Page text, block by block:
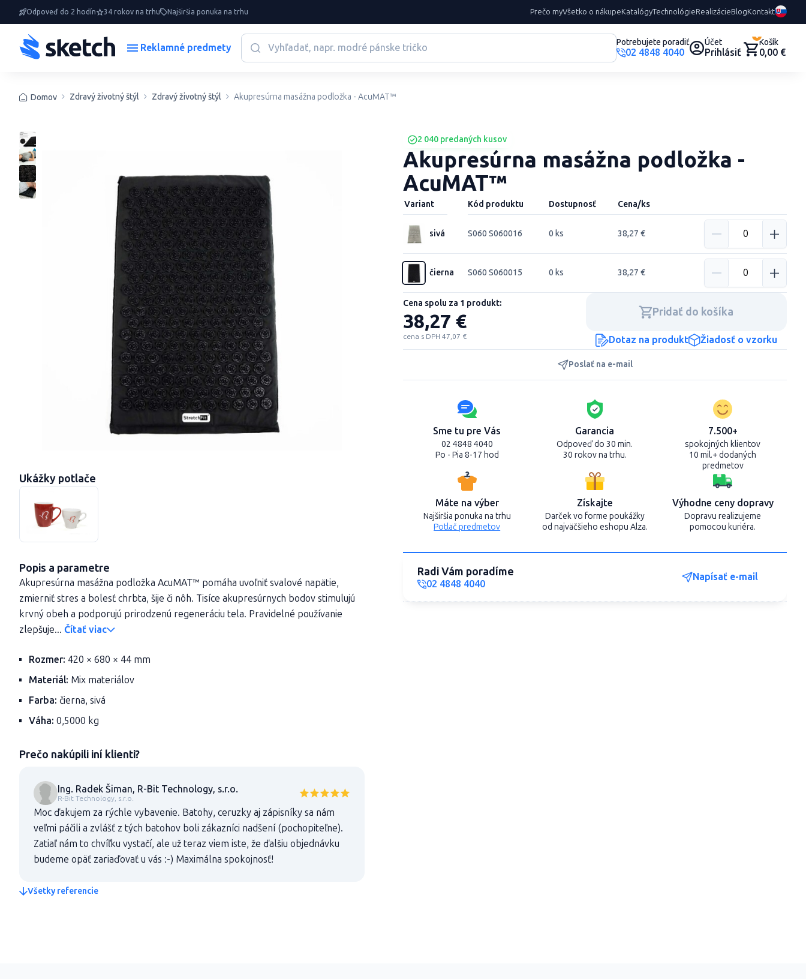
Odpoveď do 2 hodín 34 rokov na trhu Najširšia ponuka na trhu Prečo myVšetko o nákupeKatalógyTechnológieRealizácieBlogKontakt
Reklamné predmety Potrebujete poradiť
02 4848 4040
Účet
Prihlásiť
0
Košík
0,00 €
Domov Zdravý životný štýl Zdravý životný štýl Akupresúrna masážna podložka - AcuMAT™️
2 040 predaných kusov
Akupresúrna masážna podložka -
AcuMAT™️
Variant Kód produktu Dostupnosť Cena/ks
sivá S060 S060016 0 ks 38,27 €
čierna S060 S060015 0 ks 38,27 €
Cena spolu za 1 produkt:
38,27 €
cena s DPH 47,07 €
Pridať do košíka
Dotaz na produkt Žiadosť o vzorku
Poslať na e-mail
Sme tu pre Vás
02 4848 4040
Po - Pia 8-17 hod
Garancia
Odpoveď do 30 min.
30 rokov na trhu.
7.500+
spokojných klientov
10 mil.+ dodaných
predmetov
Máte na výber
Najširšia ponuka na trhu
Potlač predmetov
Získajte
Darček vo forme poukážky
od najväčšieho eshopu Alza.
Výhodne ceny dopravy
Dopravu realizujeme
pomocou kuriéra.
Radi Vám poradíme
02 4848 4040
Napísať e-mail
Ukážky potlače
Popis a parametre
Akupresúrna masážna podložka AcuMAT™ pomáha uvoľniť svalové napätie,
zmierniť stres a bolesť chrbta, šije či nôh. Tisíce akupresúrnych bodov stimulujú
krvný obeh a podporujú prirodzenú regeneráciu tela. Pravidelné používanie
zlepšuje... Čítať viac
Rozmer: 420 × 680 × 44 mm
Materiál: Mix materiálov
Farba: čierna, sivá
Váha: 0,5000 kg
Prečo nakúpili iní klienti?
Ing. Radek Šiman, R-Bit Technology, s.r.o.
R-Bit Technology, s.r.o.
Moc ďakujem za rýchle vybavenie. Batohy, ceruzky aj zápisníky sa nám
veľmi páčili a zvlášť z tých batohov boli zákazníci nadšení (pochopiteľne).
Zatiaľ nám to chvíľku vystačí, ale už teraz viem iste, že ďalšiu objednávku
budeme opäť zariaďovať u vás :-) Maximálna spokojnosť!
Všetky referencie